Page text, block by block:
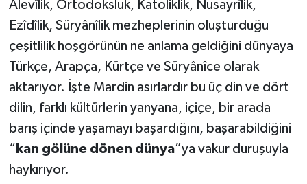
Alevîlik, Ortodoksluk, Katoliklik, Nusayrîlik,
Ezîdîlik, Süryânîlik mezheplerinin oluşturduğu
çeşitlilik hoşgörünün ne anlama geldiğini dünyaya
Türkçe, Arapça, Kürtçe ve Süryânîce olarak
aktarıyor. İşte Mardin asırlardır bu üç din ve dört
dilin, farklı kültürlerin yanyana, içiçe, bir arada
barış içinde yaşamayı başardığını, başarabildiğini
“ kan gölüne dönen dünya”ya vakur duruşuyla
haykırıyor.